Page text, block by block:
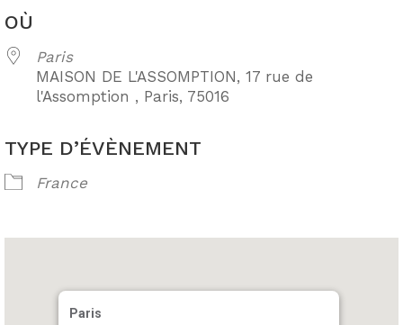
OÙ
Paris
MAISON DE L'ASSOMPTION, 17 rue de
l'Assomption , Paris, 75016
TYPE D’ÉVÈNEMENT
France
Paris